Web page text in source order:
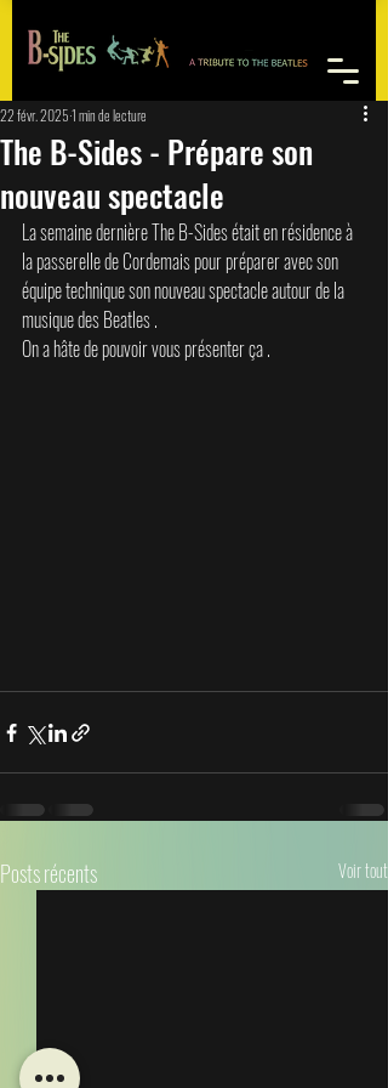
The B-Sides - Prépare son
nouveau spectacle
22 févr. 20251 min de lecture
La semaine dernière The B-Sides était en résidence à
la passerelle de Cordemais pour préparer avec son
équipe technique son nouveau spectacle autour de la
musique des Beatles .
On a hâte de pouvoir vous présenter ça .
Posts récents Voir tout